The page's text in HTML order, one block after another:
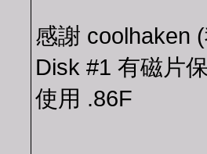
感謝 coolhaken
Disk #1 有磁片
使用 .86F